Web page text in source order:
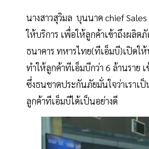
นางสาวสุวิมล บุนนาค chief
ให้บริการ เพื่อให้ลูกค้าเข้าถึงผลิต
ธนาคาร ทหารไทย(ทีเอ็มบี)เปิดใ
ทำให้ลูกค้าทีเอ็มบีกว่า 6 ล้านราย
ซึ่งธนชาตประกันภัยมั่นใจว่าเราเ
ลูกค้าทีเอ็มบีได้เป็นอย่างดี